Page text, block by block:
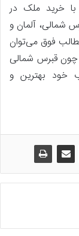
با خرید ملک در
شمالی، آلمان و
مطالب فوق می‌توان
چون قبرس شمالی
خود بهترین و